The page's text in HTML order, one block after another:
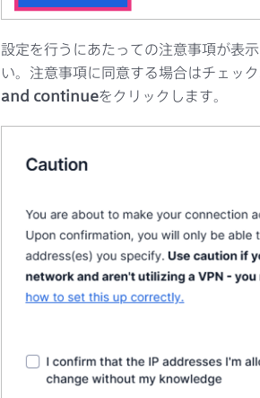
設定を行うにあたっての注意事項が表
い。注意事項に同意する場合はチェッ
and continueをクリックします。